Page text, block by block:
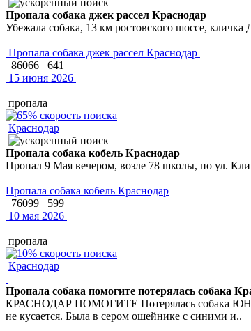
Пропала собака джек рассел Краснодар
Убежала собака, 13 км ростовского шоссе, кличка
Пропала собака джек рассел Краснодар
86066
641
15 июня 2026
пропала
Краснодар
Пропала собака кобель Краснодар
Пропал 9 Мая вечером, возле 78 школы, по ул.
Пропала собака кобель Краснодар
76099
599
10 мая 2026
пропала
Краснодар
Пропала собака помогите потерялась собака
КРАСНОДАР ПОМОГИТЕ Потерялась собака ЮНА р-
не кусается. Была в сером ошейнике с синими и..